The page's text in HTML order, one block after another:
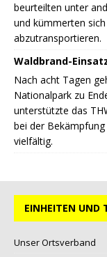
beurteilten unter
und kümmerten
abzutransportieren.
Waldbrand-
Nach acht Tagen
Nationalpark zu
unterstützte das
bei der
vielfältig.
EINHEITEN UND
Unser Ortsverband